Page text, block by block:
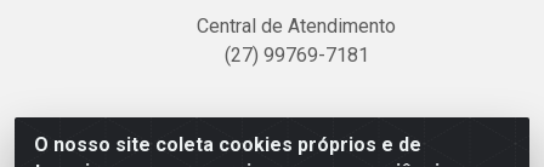
O nosso site coleta cookies próprios e de
Central de Atendimento
(27) 99769-7181
Linhavix Distribuidora LTDA - Avenida Alegre, 2521 -